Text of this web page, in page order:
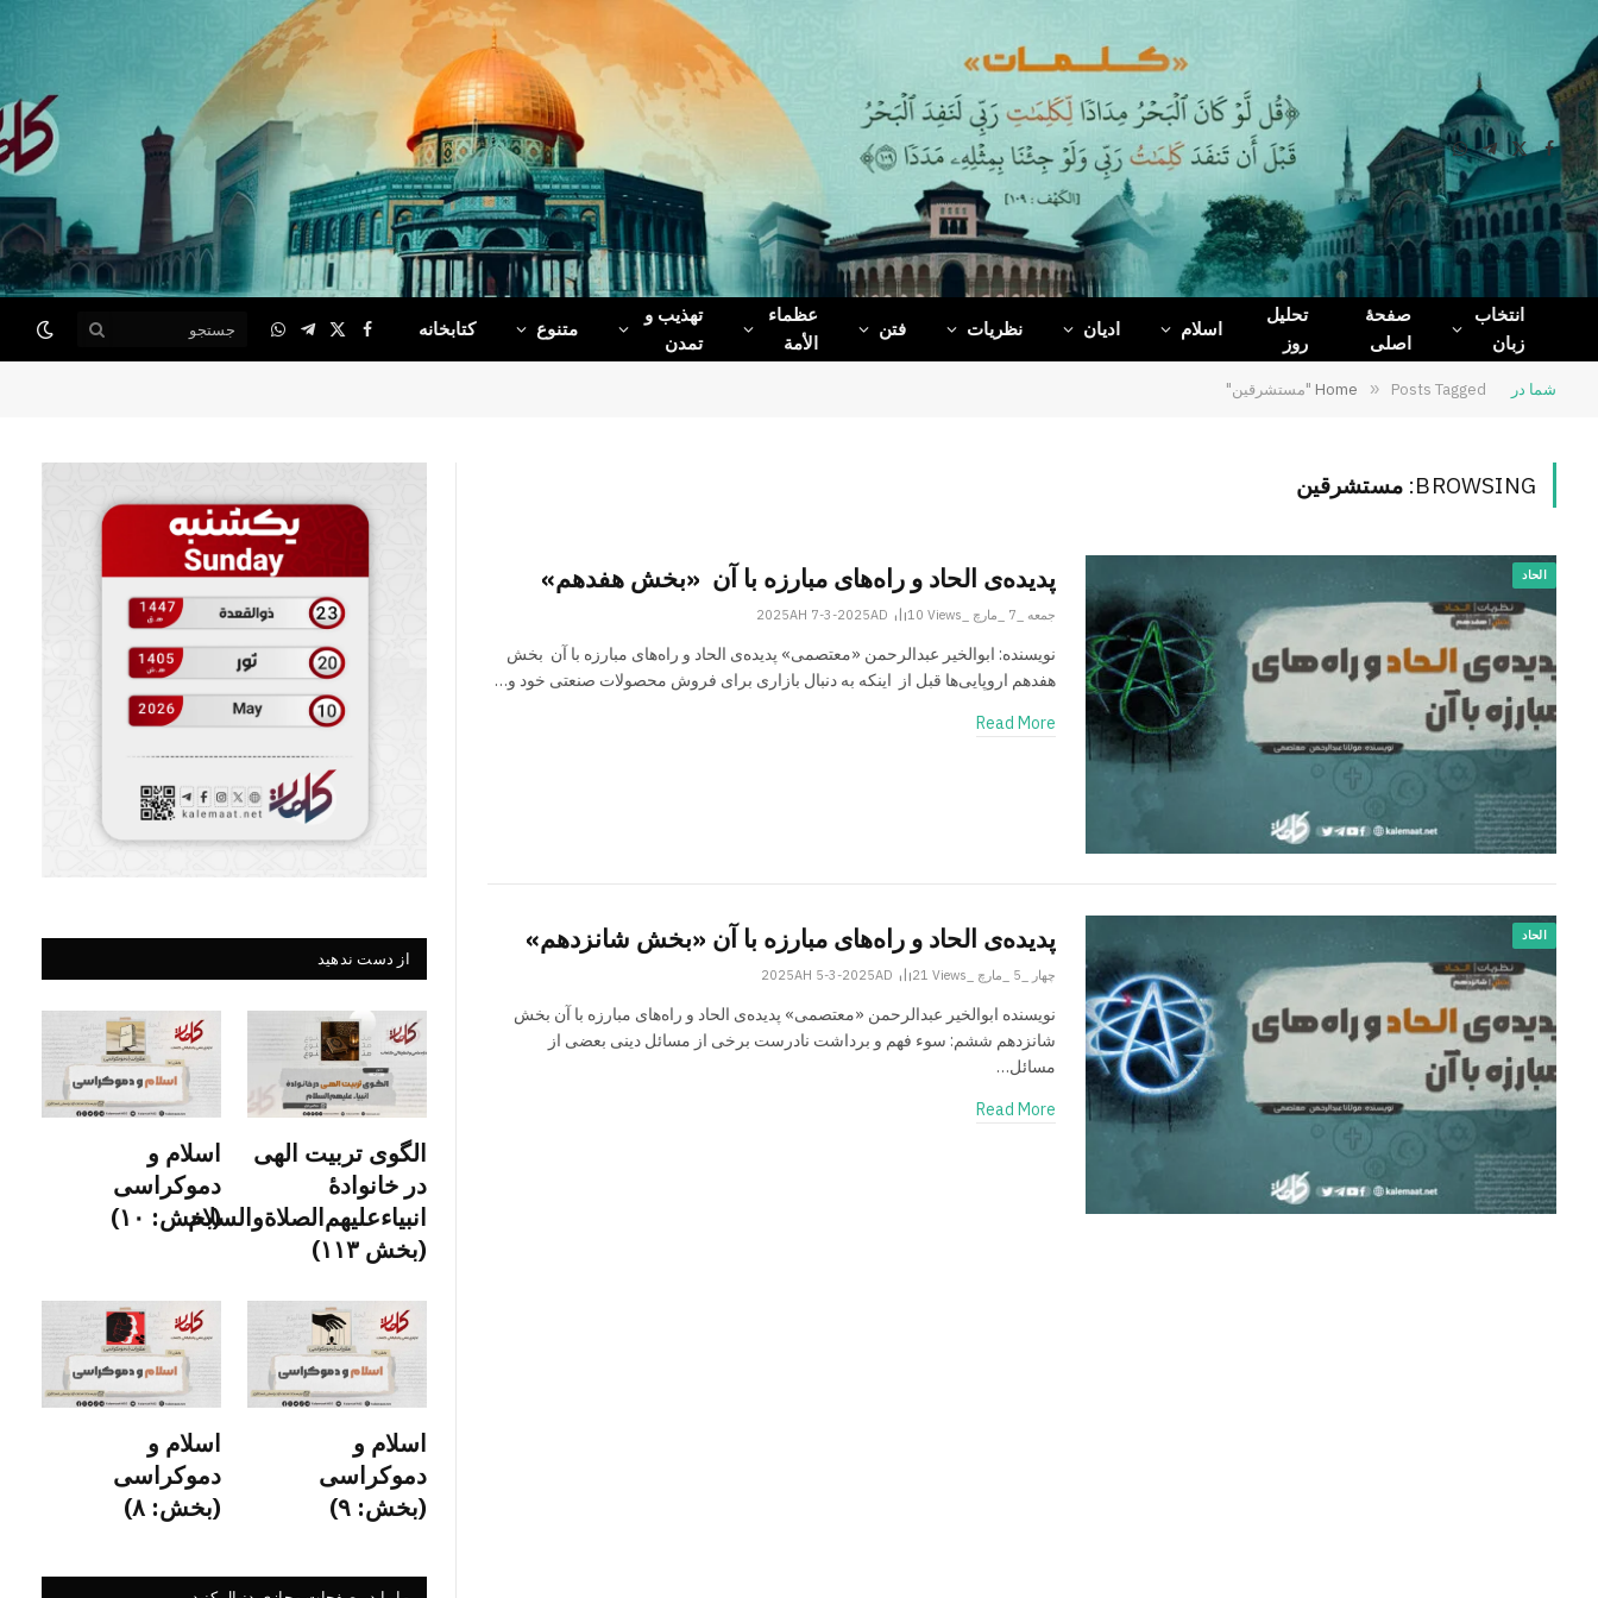
Facebook
X
(Twitter)
Telegram
WhatsApp
انتخاب
زبان
صفحۀ
اصلی
تحلیل
روز
اسلام ادیان نظریات فتن
عظماء‌
الأمة
تهذیب و
تمدن
متنوع کتابخانه Facebook
X
(Twitter)
Telegram
WhatsApp
شما در Home » Posts Tagged "مستشرقین"
BROWSING: مستشرقین
الحاد پدیده‌ی الحاد و راه‌های مبارزه با آن «بخش هفدهم»
جمعه _7 _مارچ _2025AH 7-3-2025AD 10Views
نویسنده: ابوالخیر عبدالرحمن «معتصمی» پدیده‌ی الحاد و راه‌های مبارزه با آن بخش
هفدهم اروپایی‌ها قبل از اینکه به دنبال بازاری برای فروش محصولات صنعتی خود و…
Read More
الحاد پدیده‌ی الحاد و راه‌های مبارزه با آن «بخش شانزدهم»
چهار _5 _مارچ _2025AH 5-3-2025AD 21Views
نویسنده ابوالخیر عبدالرحمن «معتصمی» پدیده‌ی الحاد و راه‌های مبارزه با آن بخش
شانزدهم ششم: سوء فهم و برداشت نادرست برخی از مسائل دینی بعضی از
مسائل…
Read More
از دست ندهید
الگوی تربیت الهی
در خانوادۀ
انبیاءعلیهم‌الصلاةو‌السلام
(بخش ۱۱۳)
اسلام و
دموکراسی
(بخش: ۱۰)
اسلام و
دموکراسی
(بخش: ۹)
اسلام و
دموکراسی
(بخش: ۸)